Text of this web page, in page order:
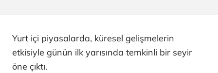
Yurt içi piyasalarda, küresel gelişmelerin
etkisiyle günün ilk yarısında temkinli bir seyir
öne çıktı.